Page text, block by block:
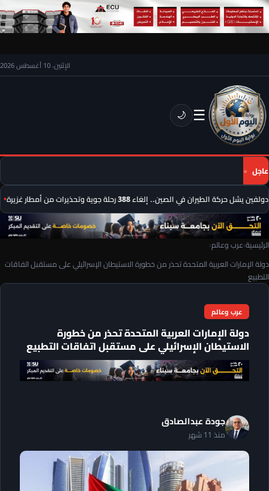
الإثنين، 10 أغسطس 2026
☰
🌙
عاجل
حركة الطيران في الصين.. إلغاء 388 رحلة جوية وتحذيرات من أمطار غزيرة
الرئيسية›عرب وعالم›
دولة الإمارات العربية المتحدة تحذر من خطورة الاستيطان الإسرائيلي على مستقبل اتفاقات
التطبيع
عرب وعالم
دولة الإمارات العربية المتحدة تحذر من خطورة
الاستيطان الإسرائيلي على مستقبل اتفاقات التطبيع
جودة عبدالصادق
منذ 11 شهر